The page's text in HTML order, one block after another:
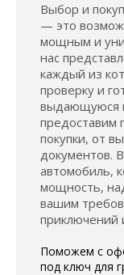
Выбор и
— это
мощным и
нас
каждый из
проверку и
выдающуюся
предоставим
покупки, от
документов.
автомобиль,
мощность,
вашим
приключений
Поможем с
под ключ для